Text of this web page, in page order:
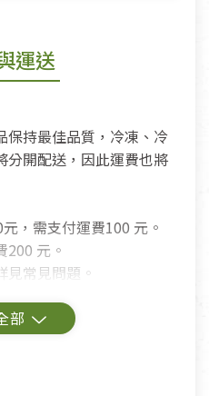
運送
保持最佳品質，冷凍、冷
分開配送，因此運費也將
，需支付運費100 元。
200 元。
常見問題。